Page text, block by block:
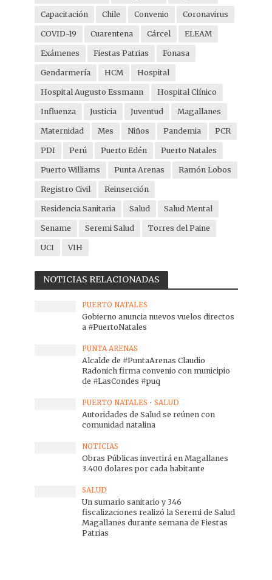
Capacitación Chile Convenio Coronavirus
COVID-19 Cuarentena Cárcel ELEAM
Exámenes Fiestas Patrias Fonasa
Gendarmería HCM Hospital
Hospital Augusto Essmann Hospital Clínico
Influenza Justicia Juventud Magallanes
Maternidad Mes Niños Pandemia PCR
PDI Perú Puerto Edén Puerto Natales
Puerto Williams Punta Arenas Ramón Lobos
Registro Civil Reinserción
Residencia Sanitaria Salud Salud Mental
Sename Seremi Salud Torres del Paine
UCI VIH
NOTICIAS RELACIONADAS
PUERTO NATALES
Gobierno anuncia nuevos vuelos directos
a #PuertoNatales
PUNTA ARENAS
Alcalde de #PuntaArenas Claudio
Radonich firma convenio con municipio
de #LasCondes #puq
PUERTO NATALES • SALUD
Autoridades de Salud se reúnen con
comunidad natalina
NOTICIAS
Obras Públicas invertirá en Magallanes
3.400 dolares por cada habitante
SALUD
Un sumario sanitario y 346
fiscalizaciones realizó la Seremi de Salud
Magallanes durante semana de Fiestas
Patrias